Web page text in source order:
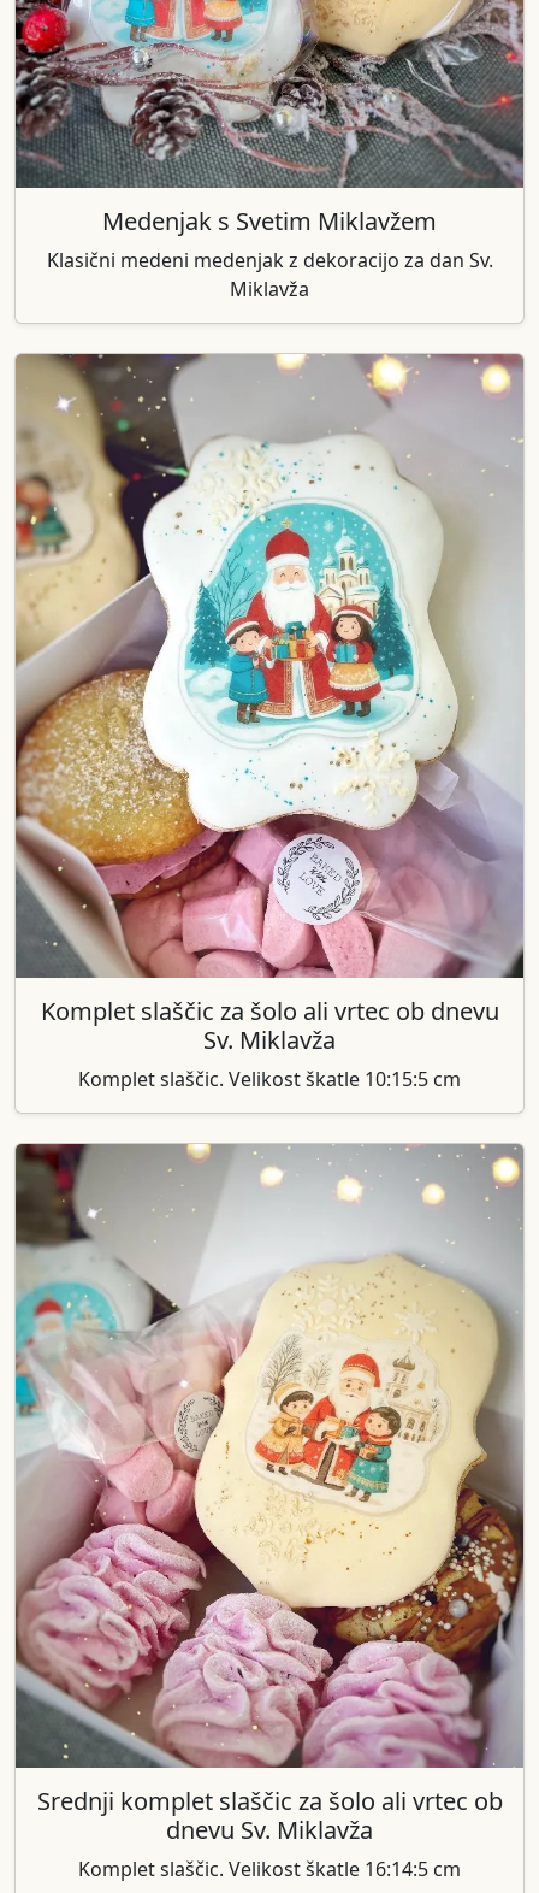
Medenjak s Svetim Miklavžem
Klasični medeni medenjak z dekoracijo za dan Sv.
Miklavža
Komplet slaščic za šolo ali vrtec ob dnevu
Sv. Miklavža
Komplet slaščic. Velikost škatle 10:15:5 cm
Srednji komplet slaščic za šolo ali vrtec ob
dnevu Sv. Miklavža
Komplet slaščic. Velikost škatle 16:14:5 cm